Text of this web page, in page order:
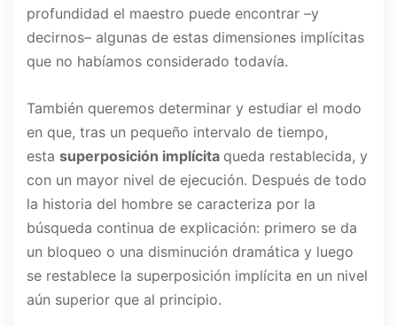
profundidad el maestro puede encontrar –y
decirnos– algunas de estas dimensiones implícitas
que no habíamos considerado todavía.
También queremos determinar y estudiar el modo
en que, tras un pequeño intervalo de tiempo,
esta superposición implícita queda restablecida, y
con un mayor nivel de ejecución. Después de todo
la historia del hombre se caracteriza por la
búsqueda continua de explicación: primero se da
un bloqueo o una disminución dramática y luego
se restablece la superposición implícita en un nivel
aún superior que al principio.